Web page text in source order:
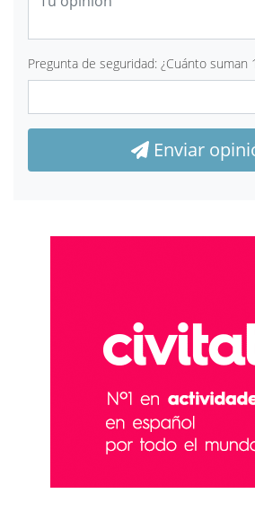
Pregunta de seguridad: ¿Cuánto suman
Enviar